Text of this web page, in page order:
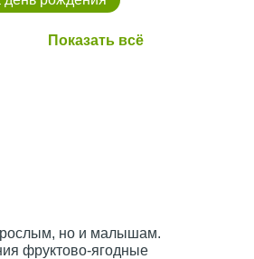
но и малышам.
фруктово-ягодные